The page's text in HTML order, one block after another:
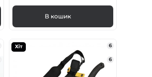
В кошик
Хіт 6
6